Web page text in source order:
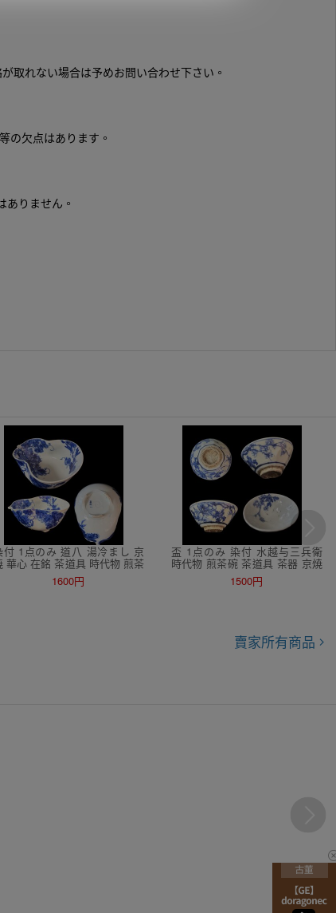
取れない場合は予めお問い合わせ下さい。
の欠点はあります。
りません。
付 1点のみ 道八 湯冷まし 京
華心 在銘 茶道具 時代物 煎茶
道具 青華 茶器 骨董
1600円
盃 1点のみ 染付 水越与三兵衛
時代物 煎茶碗 茶道具 茶器 京焼
青花 煎茶道具1500円
賣家所有商品